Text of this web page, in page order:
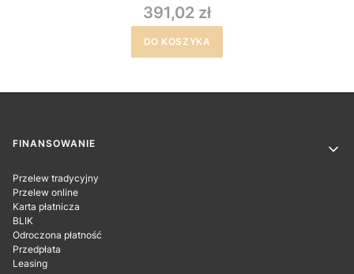
391,02 zł
DO KOSZYKA
Linki w stopce
FINANSOWANIE
Przelew tradycyjny
Przelew online
Karta płatnicza
BLIK
Odroczona płatność
Przedpłata
Leasing